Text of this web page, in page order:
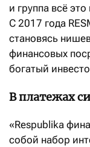
и группа всё
С 2017 года
становясь
финансовых
богатый
В платежах
«Respublika
собой набор